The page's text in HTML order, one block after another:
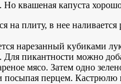
квашеная капуста
плиту, в нее
нарезанный кубиками
Для пикантности можно
мясо. Затем одно
перцем.